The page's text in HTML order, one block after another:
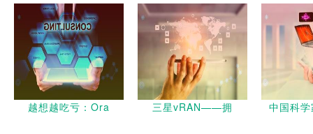
越想越吃亏：Ora 三星vRAN——拥 中国科